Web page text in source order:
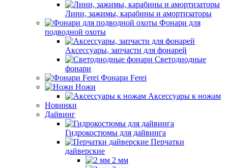
Лини, зажимы, карабины и амортизаторы
Фонари для
подводной охоты
Аксессуары, запчасти для фонарей
Светодиодные
фонари
Фонари Ferei
Ножи
Аксессуары к ножам
Новинки
Дайвинг
Гидрокостюмы для дайвинга
Перчатки
дайверские
2 мм